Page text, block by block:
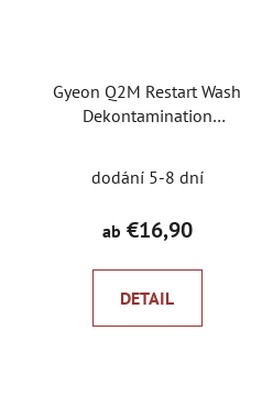
Gyeon Q2M Restart Wash
Dekontamination
dodání 5-8 dní
ab €16,90
DETAIL